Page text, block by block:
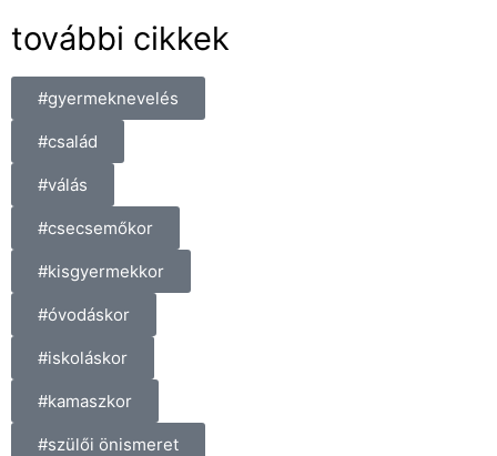
további cikkek
#gyermeknevelés
#család
#válás
#csecsemőkor
#kisgyermekkor
#óvodáskor
#iskoláskor
#kamaszkor
#szülői önismeret